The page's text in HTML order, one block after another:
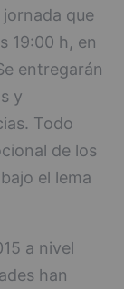
que
19:00 h, en
entregarán
y
Todo
de los
el lema
a nivel
han